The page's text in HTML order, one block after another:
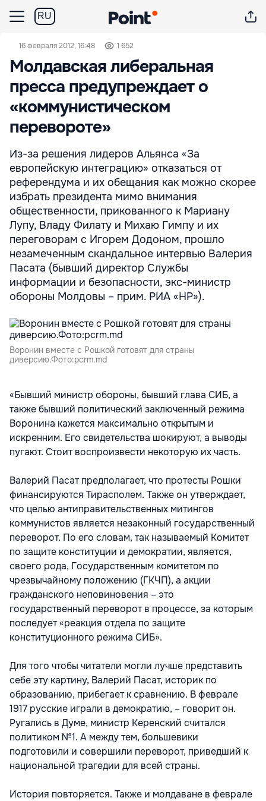
RU
16 февраля 2012, 16:48 1 652
Молдавская либеральная
пресса предупреждает о
«коммунистическом
перевороте»
Из-за решения лидеров Альянса «За
европейскую интеграцию» отказаться от
референдума и их обещания как можно скорее
избрать президента мимо внимания
общественности, прикованного к Мариану
Лупу, Владу Филату и Михаю Гимпу и их
переговорам с Игорем Додоном, прошло
незамеченным скандальное интервью Валерия
Пасата (бывший директор Службы
информации и безопасности, экс-министр
обороны Молдовы – прим. РИА «НР»).
Воронин вместе с Рошкой готовят для страны
диверсию.Фото:pcrm.md
«Бывший министр обороны, бывший глава СИБ, а
также бывший политический заключенный режима
Воронина кажется максимально открытым и
искренним. Его свидетельства шокируют, а выводы
пугают. Стоит воспроизвести некоторую их часть.
Валерий Пасат предполагает, что протесты Рошки
финансируются Тирасполем. Также он утверждает,
что целью антиправительственных митингов
коммунистов является незаконный государственный
переворот. По его словам, так называемый Комитет
по защите конституции и демократии, является,
своего рода, Государственным комитетом по
чрезвычайному положению (ГКЧП), а акции
гражданского неповиновения – это
государственный переворот в процессе, за которым
последует «реакция отдела по защите
конституционного режима СИБ».
Для того чтобы читатели могли лучше представить
себе эту картину, Валерий Пасат, историк по
образованию, прибегает к сравнению. В феврале
1917 русские играли в демократию, – говорит он.
Ругались в Думе, министр Керенский считался
политиком №1. А между тем, большевики
подготовили и совершили переворот, приведший к
национальной трагедии для всей страны.
История повторяется. Также и молдаване в феврале